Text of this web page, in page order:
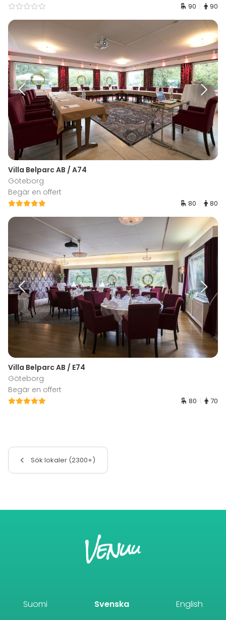
90 90
Villa Belparc AB / A74
Göteborg
Begär en offert
80 80
Villa Belparc AB / E74
Göteborg
Begär en offert
80 70
Sök lokaler (2300+)
Suomi Svenska English